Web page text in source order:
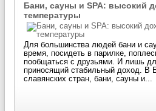
Бани, сауны и SPA: высокий
температуры
Для большинства людей бани и
время, посидеть в парилке,
пообщаться с друзьями. И лишь
приносящий стабильный доход. В
славянских стран, бани, сауны и...